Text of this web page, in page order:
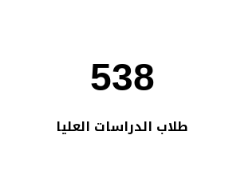
538
طلاب الدراسات العليا